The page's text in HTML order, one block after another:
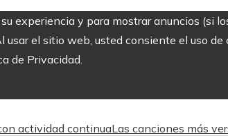
experiencia y para mostrar anuncios (si
el sitio web, usted consiente el uso
de Privacidad.
actividad continuaLas canciones más